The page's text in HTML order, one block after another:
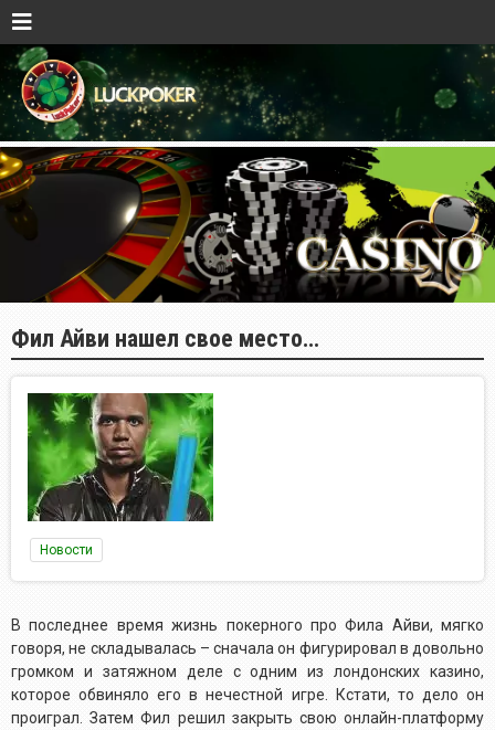
Фил Айви нашел свое место…
Новости
В последнее время жизнь покерного про Фила Айви, мягко
говоря, не складывалась – сначала он фигурировал в довольно
громком и затяжном деле с одним из лондонских казино,
которое обвиняло его в нечестной игре. Кстати, то дело он
проиграл. Затем Фил решил закрыть свою онлайн-платформу